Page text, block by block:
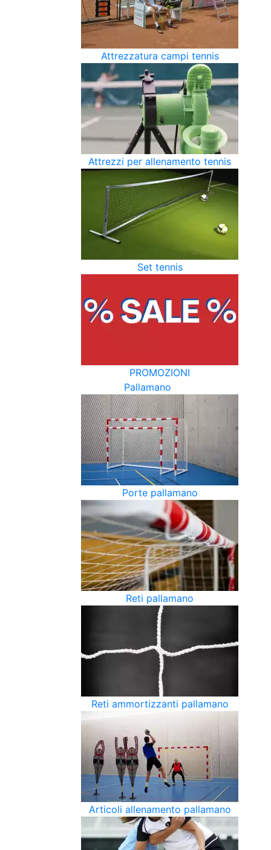
Attrezzatura campi tennis
Attrezzi per allenamento tennis
Set tennis
PROMOZIONI
Pallamano
Porte pallamano
Reti pallamano
Reti ammortizzanti pallamano
Articoli allenamento pallamano